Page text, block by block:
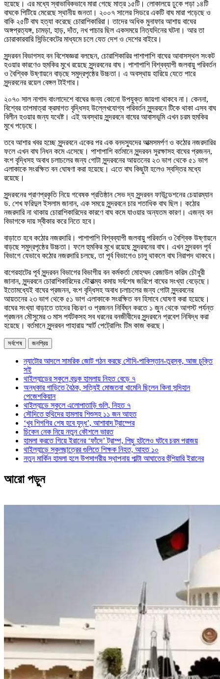
হয়েছে। এর মধ্যে স্বাভাবিকভাবে মারা গেছে মাত্র ১৫টি। লোকালয়ে ঢুকে পড়া ১৪টি
বাঘকে পিটিয়ে মেরেছে স্থানীয় জনতা। ২০০৭ সালের সিডরে একটি বাঘ মারা পড়েছে ও
বাকি ২৫টি বাঘ হত্যা করেছে চোরাশিকারিরা। তাদের অধিক মুনাফার আশায় বাঘের
অঙ্গপ্রত্যঙ্গ, চামড়া, হাড়, দাঁত, নখ পাচার ছিল একসময়ে নিত্যদিনের ঘটনা। আর তা
চোরাকারবারি সিন্ডিকেটের মাধ্যমে চলে যেত দেশ ও দেশের বাইরে।
সুন্দরবন বিভাগসহ বন বিশেষজ্ঞরা বলছেন, চোরাশিকারির পাশাপাশি বাঘের আবাসস্থল সংকট
হওয়ার কারণেও হুমকির মুখে রয়েছে সুন্দরবনের বাঘ। পাশাপাশি বিশ্বব্যাপী জলবায়ু পরিবর্তন
ও বৈশ্বিক উষ্ণায়নে বাড়ছে সমুদ্রপৃষ্ঠের উচ্চতা। এ অবস্থায় হারিয়ে যেতে পারে
সুন্দরবনের রয়েল বেঙ্গল টাইগার।
২০৭০ সাল নাগাদ বাংলাদেশে বাঘের জন্য কোনো উপযুক্ত জায়গা থাকবে না। কেননা,
বিশ্বের তাপমাত্রা ক্রমাগত বৃদ্ধিসহ উল্লেখযোগ্য পরিবর্তন সুন্দরবনে টিকে থাকা এসব বাঘ
বিলীন হওয়ার জন্য যথেষ্ট। এই অবস্থায় সুন্দরবনে বাঘের আবাসভূমি এখন চরম হুমকির
মুখে পড়েছে।
তবে আশার খবর হচ্ছে সুন্দরবনে একের পর এক বনদস্যুদের আত্মসমর্পণ ও কঠোর নজরদারির
ফলে এখন বাঘ নিধন কমে এসেছে। পাশাপাশি বর্তমানে সুন্দরবন সুরক্ষাসহ বাঘের প্রজনন,
বংশ বৃদ্ধিসহ অবাধ চলাচলের জন্য গোটা সুন্দরবনের আয়তনের ২৩ ভাগ থেকে ৫১ ভাগ
এলাকাকে সংরক্ষিত বন ঘোষণা করা হয়েছে। এতে বাঘ কিছুটা হলেও স্বস্তির মধ্যে
রয়েছে।
সুন্দরবনের প্রাণপ্রকৃতি নিয়ে গবেষক প্রতিষ্ঠান সেভ দ্য সুন্দরবন ফাউন্ডেশনের চেয়ারম্যান
ড. শেখ ফরিদুল ইসলাম জানান, এক সময়ে সুন্দরবনে চার শতাধিক বাঘ ছিল। কঠোর
নজরদারি না থাকায় চোরাশিকারিদের কারণে বাঘ কমে যাওয়ার অন্যতম কারণ। এজন্য বন
বিভাগকে দায় স্বীকার করে নিতে হবে।
বাড়াতে হবে কঠোর নজরদারি। পাশাপাশি বিশ্বব্যাপী জলবায়ু পরিবর্তন ও বৈশ্বিক উষ্ণায়নে
বাড়ছে সমুদ্রপৃষ্ঠের উচ্চতা। ফলে হুমকির মুখে রয়েছে সুন্দরবনের বাঘ। এখন সুন্দরবন পূর্ব
বিভাগে যেভাবে কঠোর নজরদারি চলছে, তা পূর্ব বিভাগেও চালু থাকলে বাঘ নিরাপদ থাকবে।
বাগেরহাটের পূর্ব সুন্দরবন বিভাগের বিভাগীয় বন কর্মকর্তা মোহম্মদ রেজাউল করিম চৌধুরী
জানান, সুন্দরবনে চোরাশিকারিদের দৌরাত্ম্য কমায় সর্বশেষ জরিপে বাঘের সংখ্যা বেড়েছে।
ইতোমধ্যেই বাঘের প্রজনন, বংশ বৃদ্ধিসহ অবাধ চলাচলের জন্য গোটা সুন্দরবনের
আয়তনের ২৩ ভাগ থেকে ৫১ ভাগ এলাকাকে সংরক্ষিত বন হিসাবে ঘোষণা করা হয়েছে।
বাঘের সংখ্যা বাড়াতে তাদের বিচরণ ও প্রজনন নির্বিঘ্ন করতে ১ জুন থেকে আগস্ট পর্যন্ত
প্রজনন মৌসুমের ৩ মাস পর্যটকসহ সব ধরনের বনজীবীদের সুন্দরবনে প্রবেশ নিষিদ্ধ করা
হয়েছে। বর্তমানে সুন্দরবন পাহারায় স্মার্ট পেট্রোলিং টিম কাজ করছে।
সর্বশেষ জনপ্রিয়
ন্যাটোর আদলে সামরিক জোট গঠন করছে সৌদি-পাকিস্তান-তুরস্ক, আজ চুক্তি
সই
থাইল্যান্ডের স্কুলে বন্দুক হামলায় নিহত বেড়ে ৭
অন্ধকার গাড়িতে বৈঠক, সত্যিই মোজতবা খামেনি ছিলেন কিনা সন্দিহান
পেজেশকিয়ান
থাইল্যান্ডে স্কুলে এলোপাতাড়ি গুলি, নিহত ৭
সৌদিতে হুথিদের হামলায় শিশুসহ ১১ জন আহত
‘খুব শিগগির শেষ হবে যুদ্ধ’, আশাবাদ ট্রাম্পের
চিকেন নেক নিয়ে নতুন কৌশলে ভারত
হামলা করতে গিয়ে ইরানের ‘ফাঁদে’ ট্রাম্প, পিছু হটলেও ঘটবে চরম পরাজয়
থাইল্যান্ডে স্কুলছাত্রের গুলিতে শিক্ষক নিহত, আহত ১০
নতুন মার্কিন হামলা হলে উপসাগরীয় স্থাপনায় পাল্টা আঘাতের হুঁশিয়ারি ইরানের
আরো পড়ুন